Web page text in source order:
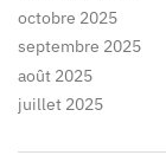
octobre 2025
septembre 2025
août 2025
juillet 2025